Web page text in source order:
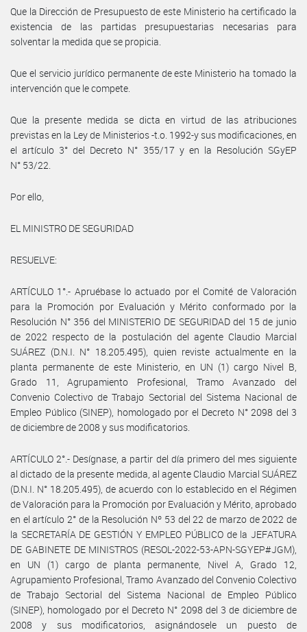
Que la Dirección de Presupuesto de este Ministerio ha certificado la
existencia de las partidas presupuestarias necesarias para
solventar la medida que se propicia.
Que el servicio jurídico permanente de este Ministerio ha tomado la
intervención que le compete.
Que la presente medida se dicta en virtud de las atribuciones
previstas en la Ley de Ministerios -t.o. 1992-y sus modificaciones, en
el artículo 3° del Decreto N° 355/17 y en la Resolución SGyEP
N° 53/22.
Por ello,
EL MINISTRO DE SEGURIDAD
RESUELVE:
ARTÍCULO 1°.- Apruébase lo actuado por el Comité de Valoración
para la Promoción por Evaluación y Mérito conformado por la
Resolución N° 356 del MINISTERIO DE SEGURIDAD del 15 de junio
de 2022 respecto de la postulación del agente Claudio Marcial
SUÁREZ (D.N.I. N° 18.205.495), quien reviste actualmente en la
planta permanente de este Ministerio, en UN (1) cargo Nivel B,
Grado 11, Agrupamiento Profesional, Tramo Avanzado del
Convenio Colectivo de Trabajo Sectorial del Sistema Nacional de
Empleo Público (SINEP), homologado por el Decreto N° 2098 del 3
de diciembre de 2008 y sus modificatorios.
ARTÍCULO 2°.- Desígnase, a partir del día primero del mes siguiente
al dictado de la presente medida, al agente Claudio Marcial SUÁREZ
(D.N.I. N° 18.205.495), de acuerdo con lo establecido en el Régimen
de Valoración para la Promoción por Evaluación y Mérito, aprobado
en el artículo 2° de la Resolución Nº 53 del 22 de marzo de 2022 de
la SECRETARÍA DE GESTIÓN Y EMPLEO PÚBLICO de la JEFATURA
DE GABINETE DE MINISTROS (RESOL-2022-53-APN-SGYEP#JGM),
en UN (1) cargo de planta permanente, Nivel A, Grado 12,
Agrupamiento Profesional, Tramo Avanzado del Convenio Colectivo
de Trabajo Sectorial del Sistema Nacional de Empleo Público
(SINEP), homologado por el Decreto N° 2098 del 3 de diciembre de
2008 y sus modificatorios, asignándosele un puesto de